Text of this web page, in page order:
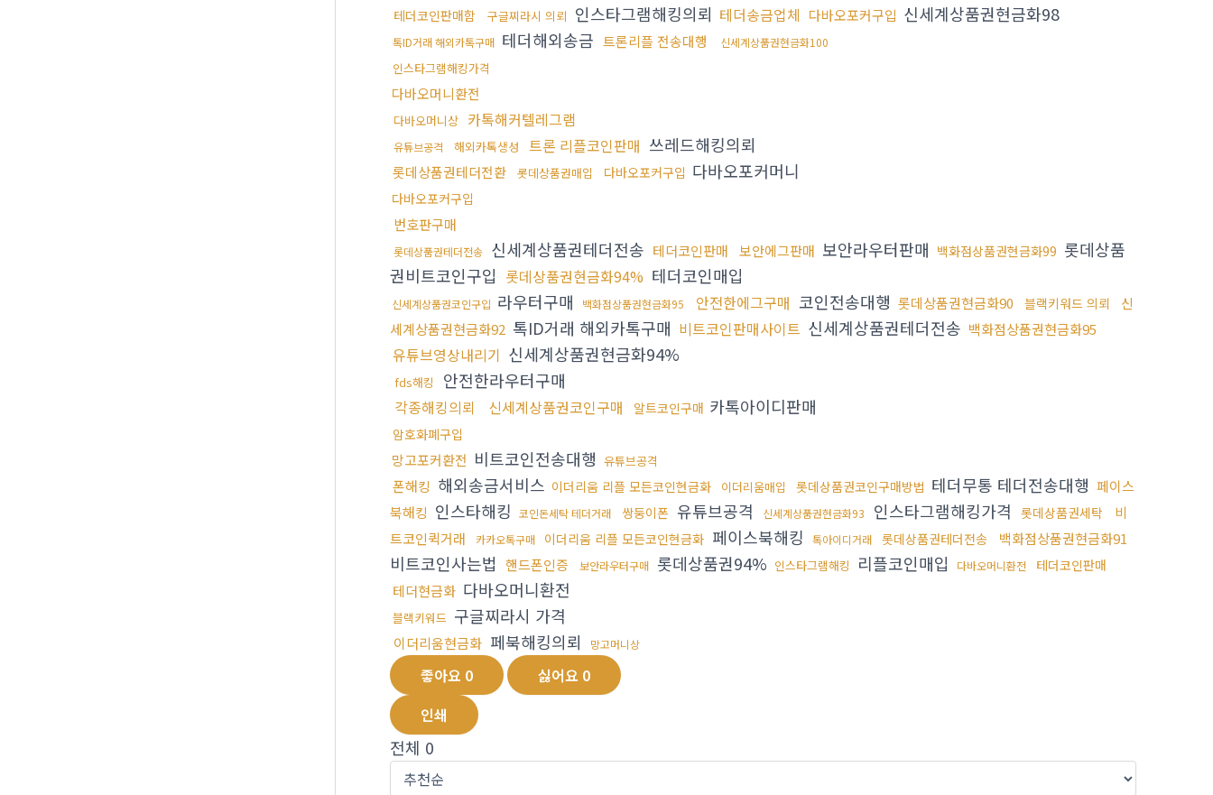
테더코인판매함 구글찌라시 의뢰 인스타그램해킹의뢰 테더송금업체 다바오포커구입 신세계상품권현금화98
톡ID거래 해외카톡구매 테더해외송금 트론리플 전송대행 신세계상품권현금화100
인스타그램해킹가격
다바오머니환전
다바오머니상 카톡해커텔레그램
유튜브공격 해외카톡생성 트론 리플코인판매 쓰레드해킹의뢰
롯데상품권테더전환 롯데상품권매입 다바오포커구입 다바오포커머니
다바오포커구입
번호판구매
롯데상품권테더전송 신세계상품권테더전송 테더코인판매 보안에그판매 보안라우터판매 백화점상품권현금화99 롯데상품
권비트코인구입 롯데상품권현금화94% 테더코인매입
신세계상품권코인구입 라우터구매 백화점상품권현금화95 안전한에그구매 코인전송대행 롯데상품권현금화90 블랙키워드 의뢰
신
세계상품권현금화92 톡ID거래 해외카톡구매 비트코인판매사이트 신세계상품권테더전송 백화점상품권현금화95
유튜브영상내리기 신세계상품권현금화94%
fds해킹 안전한라우터구매
각종해킹의뢰 신세계상품권코인구매 알트코인구매 카톡아이디판매
암호화폐구입
망고포커환전 비트코인전송대행 유튜브공격
폰해킹 해외송금서비스 이더리움 리플 모든코인현금화 이더리움매입 롯데상품권코인구매방법 테더무통 테더전송대행 페이스
북해킹 인스타해킹 코인돈세탁 테더거래 쌍둥이폰 유튜브공격 신세계상품권현금화93 인스타그램해킹가격 롯데상품권세탁
비
트코인퀵거래
카카오톡구매 이더리움 리플 모든코인현금화 페이스북해킹 톡아이디거래 롯데상품권테더전송 백화점상품권현금화91
비트코인사는법 핸드폰인증 보안라우터구매 롯데상품권94% 인스타그램해킹 리플코인매입 다바오머니환전 테더코인판매
테더현금화 다바오머니환전
블랙키워드 구글찌라시 가격
이더리움현금화 페북해킹의뢰 망고머니상
좋아요 0 싫어요 0
인쇄
전체 0